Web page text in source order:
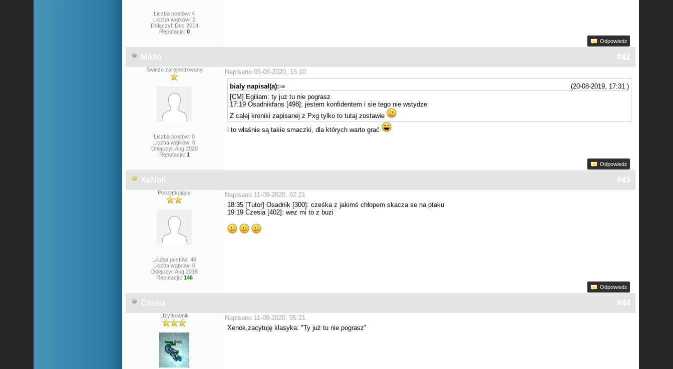
Liczba postów: 4
Liczba wątków: 2
Dołączył: Dec 2014
Reputacja: 0
Odpowiedz
Mikko #42
Świeżo zarejestrowany
Liczba postów: 0
Liczba wątków: 0
Dołączył: Aug 2020
Reputacja: 1
Napisano 05-08-2020, 15:10
(20-08-2019, 17:31 )
bialy napisał(a):
[CM] Egiliam: ty juz tu nie pograsz
17:19 Osadnikfans [498]: jestem konfidentem i sie tego nie wstydze
Z calej kroniki zapisanej z Pxg tylko to tutaj zostawie
i to właśnie są takie smaczki, dla których warto grać
Odpowiedz
XeNoK #43
Początkujący
Liczba postów: 48
Liczba wątków: 0
Dołączył: Aug 2018
Reputacja: 146
Napisano 11-09-2020, 02:21
18:35 [Tutor] Osadnik [300]: cześka z jakimś chłopem skacza se na ptaku
19:19 Czesia [402]: wez mi to z buzi
Odpowiedz
Czesia #44
Użytkownik
Napisano 11-09-2020, 05:21
Xenok,zacytuję klasyka: "Ty już tu nie pograsz"